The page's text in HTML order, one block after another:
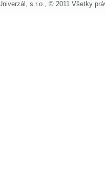
s.r.o., © 2011 Všetky